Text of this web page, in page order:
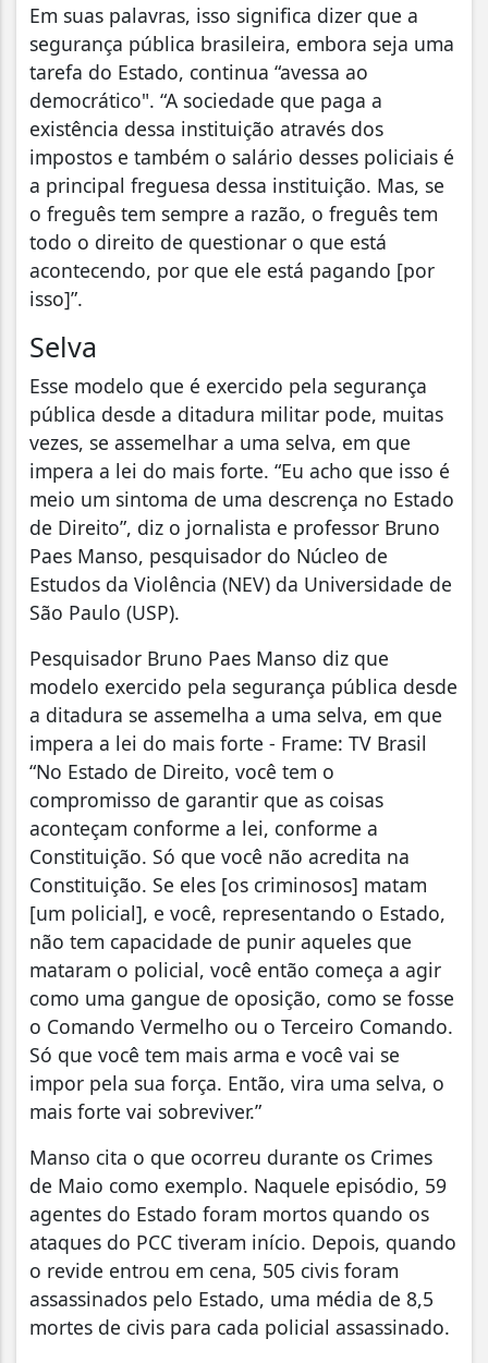
Em suas palavras, isso significa dizer que a
segurança pública brasileira, embora seja uma
tarefa do Estado, continua “avessa ao
democrático". “A sociedade que paga a
existência dessa instituição através dos
impostos e também o salário desses policiais é
a principal freguesa dessa instituição. Mas, se
o freguês tem sempre a razão, o freguês tem
todo o direito de questionar o que está
acontecendo, por que ele está pagando [por
isso]”.
Selva
Esse modelo que é exercido pela segurança
pública desde a ditadura militar pode, muitas
vezes, se assemelhar a uma selva, em que
impera a lei do mais forte. “Eu acho que isso é
meio um sintoma de uma descrença no Estado
de Direito”, diz o jornalista e professor Bruno
Paes Manso, pesquisador do Núcleo de
Estudos da Violência (NEV) da Universidade de
São Paulo (USP).
Pesquisador Bruno Paes Manso diz que
modelo exercido pela segurança pública desde
a ditadura se assemelha a uma selva, em que
impera a lei do mais forte - Frame: TV Brasil
“No Estado de Direito, você tem o
compromisso de garantir que as coisas
aconteçam conforme a lei, conforme a
Constituição. Só que você não acredita na
Constituição. Se eles [os criminosos] matam
[um policial], e você, representando o Estado,
não tem capacidade de punir aqueles que
mataram o policial, você então começa a agir
como uma gangue de oposição, como se fosse
o Comando Vermelho ou o Terceiro Comando.
Só que você tem mais arma e você vai se
impor pela sua força. Então, vira uma selva, o
mais forte vai sobreviver.”
Manso cita o que ocorreu durante os Crimes
de Maio como exemplo. Naquele episódio, 59
agentes do Estado foram mortos quando os
ataques do PCC tiveram início. Depois, quando
o revide entrou em cena, 505 civis foram
assassinados pelo Estado, uma média de 8,5
mortes de civis para cada policial assassinado.